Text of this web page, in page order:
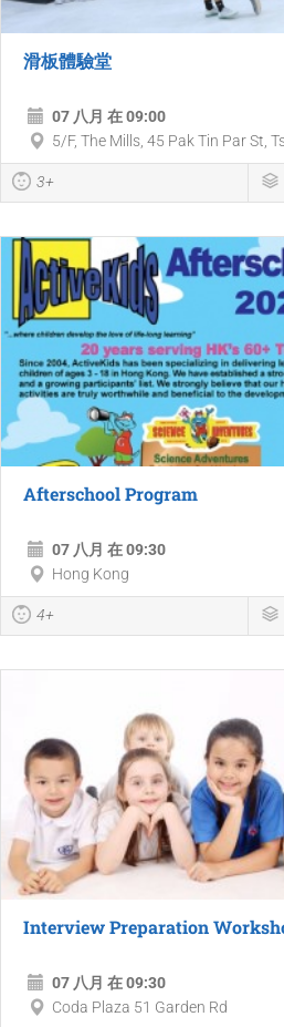
滑板體驗堂
07 八月 在 09:00
5/F, The Mills, 45 Pak Tin Par St,
3+
Afterschool Program
07 八月 在 09:30
Hong Kong
4+
Interview Preparation
07 八月 在 09:30
Coda Plaza 51 Garden Rd